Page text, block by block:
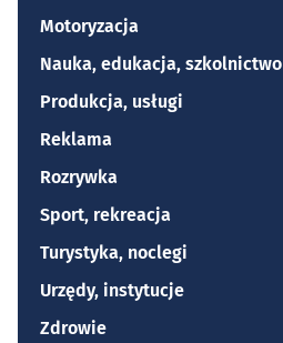
Motoryzacja
Nauka, edukacja, szkolnictwo
Produkcja, usługi
Reklama
Rozrywka
Sport, rekreacja
Turystyka, noclegi
Urzędy, instytucje
Zdrowie